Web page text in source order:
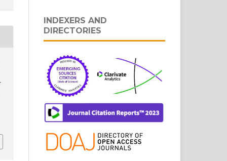
INDEXERS AND
DIRECTORIES